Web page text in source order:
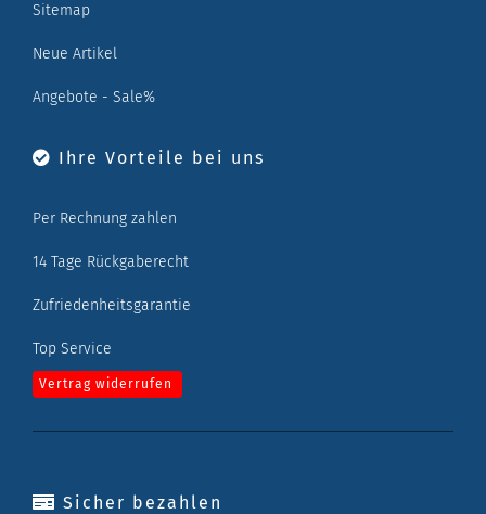
Sitemap
Neue Artikel
Angebote - Sale%
Ihre Vorteile bei uns
Per Rechnung zahlen
14 Tage Rückgaberecht
Zufriedenheitsgarantie
Top Service
Vertrag widerrufen
Sicher bezahlen